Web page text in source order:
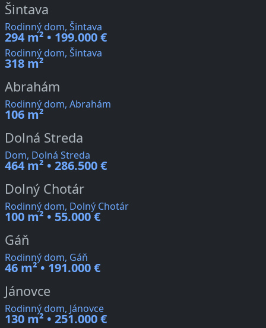
Šintava
Rodinný dom, Šintava
294 m² • 199.000 €
Rodinný dom, Šintava
318 m²
Abrahám
Rodinný dom, Abrahám
106 m²
Dolná Streda
Dom, Dolná Streda
464 m² • 286.500 €
Dolný Chotár
Rodinný dom, Dolný Chotár
100 m² • 55.000 €
Gáň
Rodinný dom, Gáň
46 m² • 191.000 €
Jánovce
Rodinný dom, Jánovce
130 m² • 251.000 €